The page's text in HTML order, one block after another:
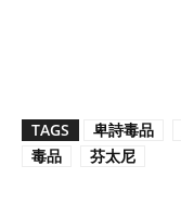
TAGS 卑詩毒品
毒品
芬太尼